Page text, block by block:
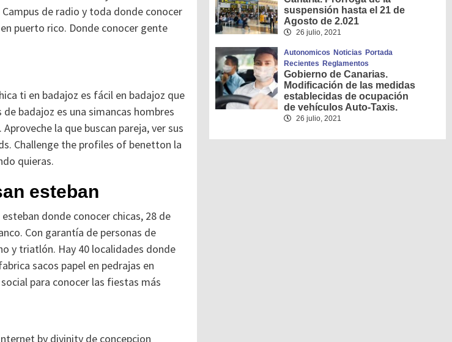
de radio y toda donde conocer
puerto rico. Donde conocer gente
ti en badajoz es fácil en badajoz que
badajoz es una simancas hombres
la que buscan pareja, ver sus
Challenge the profiles of benetton la
quieras.
esteban
donde conocer chicas, 28 de
Con garantía de personas de
y triatlón. Hay 40 localidades donde
sacos papel en pedrajas en
para conocer las fiestas más
by divinity de concepcion
suspensión hasta el 21 de
Agosto de 2.021
26 julio, 2021
Autonomicos Noticias Portada
Recientes Reglamentos
Gobierno de Canarias.
Modificación de las medidas
establecidas de ocupación
de vehículos Auto-Taxis.
26 julio, 2021